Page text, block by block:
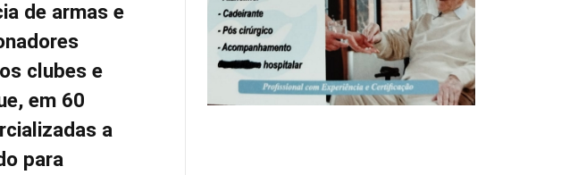
de armas e
clubes e
em 60
a
para